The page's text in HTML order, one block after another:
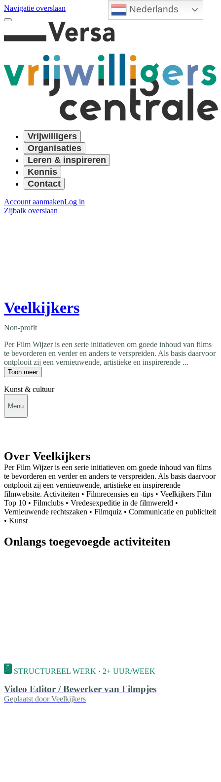
Nederlands
Navigatie overslaan
Vrijwilligers
Organisaties
Leren & inspireren
Kennis
Contact
Account aanmakenLog in
Zijbalk overslaan
Veelkijkers
Non-profit
Per Film Wijzer is een serie initiatieven om goede inhoud van films
te bevorderen en verder en anders te verspreiden. Als basis daarvoor
ontplooit zij een vernieuwende, artistieke en inspirerende ...
Toon meer
Kunst & cultuur
Menu
Over Veelkijkers
Per Film Wijzer is een serie initiatieven om goede inhoud van films
te bevorderen en verder en anders te verspreiden. Als basis daarvoor
ontplooit zij een vernieuwende, artistieke en inspirerende
filmwebsite. Activiteiten • Filmrecensies en -tips • Veelkijkers Film
Top 10 • Filmclubs • Vredesexpeditie in de filmwereld •
Vernieuwende rechtszaken • Filmquiz • Communicatie en publiciteit
• Kunst
Onlangs toegevoegde activiteiten
STRUCTUREEL WERK · 2+ UUR/WEEK
Video Editor / Bewerker van Filmpjes
Geplaatst door Veelkijkers